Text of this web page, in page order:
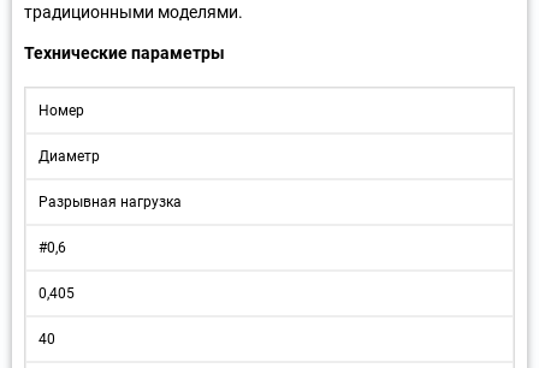
традиционными моделями.
Технические параметры
Номер
Диаметр
Разрывная нагрузка
#0,6
0,405
40